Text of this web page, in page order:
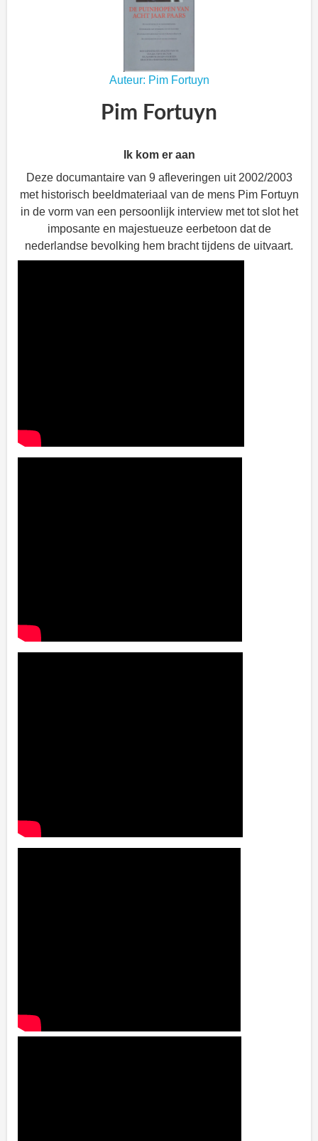
Auteur: Pim Fortuyn
Pim Fortuyn
Ik kom er aan
Deze documantaire van 9 afleveringen uit 2002/2003
met historisch beeldmateriaal van de mens Pim Fortuyn
in de vorm van een persoonlijk interview met tot slot het
imposante en majestueuze eerbetoon dat de
nederlandse bevolking hem bracht tijdens de uitvaart.